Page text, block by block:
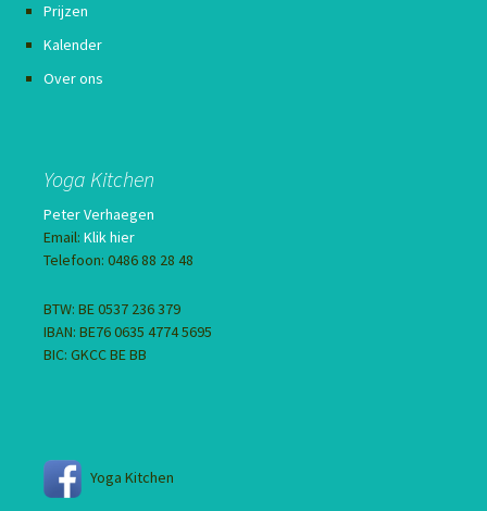
Prijzen
Kalender
Over ons
Yoga Kitchen
Peter Verhaegen
Email: Klik hier
Telefoon: 0486 88 28 48
BTW: BE 0537 236 379
IBAN: BE76 0635 4774 5695
BIC: GKCC BE BB
Yoga Kitchen